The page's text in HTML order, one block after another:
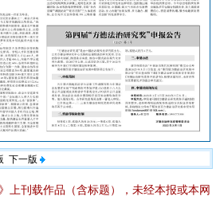
下一版
上刊载作品（含标题），未经本报或本网